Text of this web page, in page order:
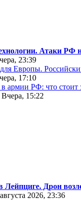
Атаки
23:39
Европы.
17:10
армии РФ: что стоит
15:22
Лейпциге. Дрон
2026, 23:36